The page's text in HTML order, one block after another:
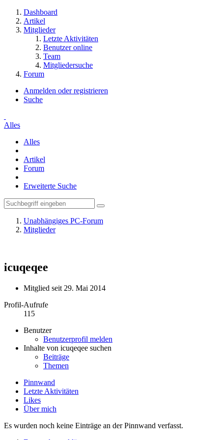
Dashboard
Artikel
Mitglieder
Letzte Aktivitäten
Benutzer online
Team
Mitgliedersuche
Forum
Anmelden oder registrieren
Suche
Alles
Alles
Artikel
Forum
Erweiterte Suche
Unabhängiges PC-Forum
Mitglieder
icuqeqee
Mitglied seit 29. Mai 2014
Profil-Aufrufe
115
Benutzer
Benutzerprofil melden
Inhalte von icuqeqee suchen
Beiträge
Themen
Pinnwand
Letzte Aktivitäten
Likes
Über mich
Es wurden noch keine Einträge an der Pinnwand verfasst.